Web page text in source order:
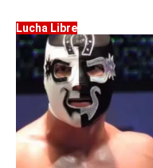
Lucha Libre